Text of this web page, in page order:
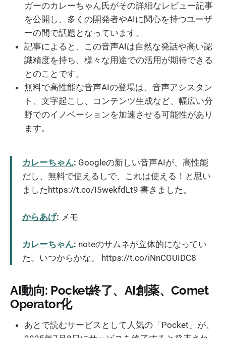
ガーのカレーちゃん氏がその詳細なレビュー記事
を公開し、多くの開発者やAIに関心を持つユーザ
ーの間で話題となっています。
記事によると、この音声AIは自然な発話や高い認
識精度を持ち、様々な用途での活用が期待できる
とのことです。
無料で高性能な音声AIの登場は、音声アシスタン
ト、文字起こし、コンテンツ生成など、幅広い分
野でのイノベーションを加速させる可能性があり
ます。
カレーちゃん: Googleの新しい音声AIが、高性能
だし、無料で使えるしで、これは使える！と思い
ましたhttps://t.co/I5wekfdLt9 書きました。
からあげ: メモ
カレーちゃん: noteのサムネが立体的になってい
た。いつからかな。 https://t.co/iNnCGUIDC8
AI動向: Pocket終了、AI創薬、Comet
Operator化
あとで読むサービスとして人気の「Pocket」が、